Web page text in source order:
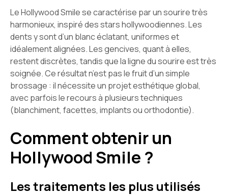
Le Hollywood Smile se caractérise par un sourire très
harmonieux, inspiré des stars hollywoodiennes. Les
dents y sont d’un blanc éclatant, uniformes et
idéalement alignées. Les gencives, quant à elles,
restent discrètes, tandis que la ligne du sourire est très
soignée. Ce résultat n’est pas le fruit d’un simple
brossage : il nécessite un projet esthétique global,
avec parfois le recours à plusieurs techniques
(blanchiment, facettes, implants ou orthodontie).
Comment obtenir un
Hollywood Smile ?
Les traitements les plus utilisés